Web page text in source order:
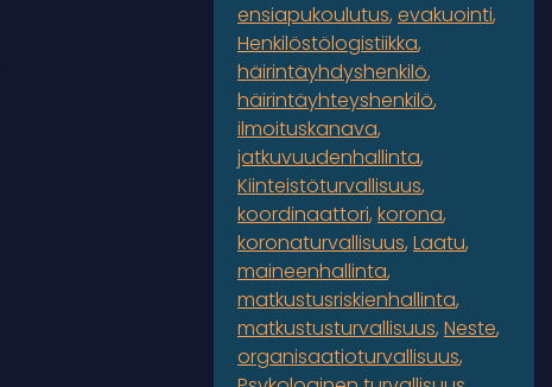
ensiapukoulutus evakuointi
Henkilöstölogistiikka
häirintäyhdyshenkilö
häirintäyhteyshenkilö
ilmoituskanava
jatkuvuudenhallinta
Kiinteistöturvallisuus
koordinaattori korona
koronaturvallisuus Laatu
maineenhallinta
matkustusriskienhallinta
matkustusturvallisuus Neste
organisaatioturvallisuus